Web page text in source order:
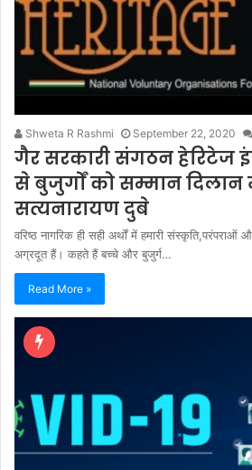
Shweta R Rashmi September 22, 2020
गैर सरकारी संगठन हेरिटेज
से बुजुर्गों को सम्मान
सत्यनारायण दुबे
वरिष्ठ नागरिक ही सही अर्थों में हमारी
अग्रदूत हैं। कहते हैं बच्चे और बुजुर्ग…
Read More »